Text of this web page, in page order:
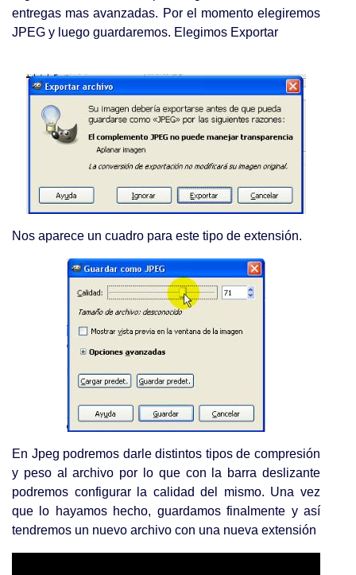
entregas mas avanzadas. Por el momento elegiremos
JPEG y luego guardaremos. Elegimos Exportar
Nos aparece un cuadro para este tipo de extensión.
En Jpeg podremos darle distintos tipos de compresión
y peso al archivo por lo que con la barra deslizante
podremos configurar la calidad del mismo. Una vez
que lo hayamos hecho, guardamos finalmente y así
tendremos un nuevo archivo con una nueva extensión